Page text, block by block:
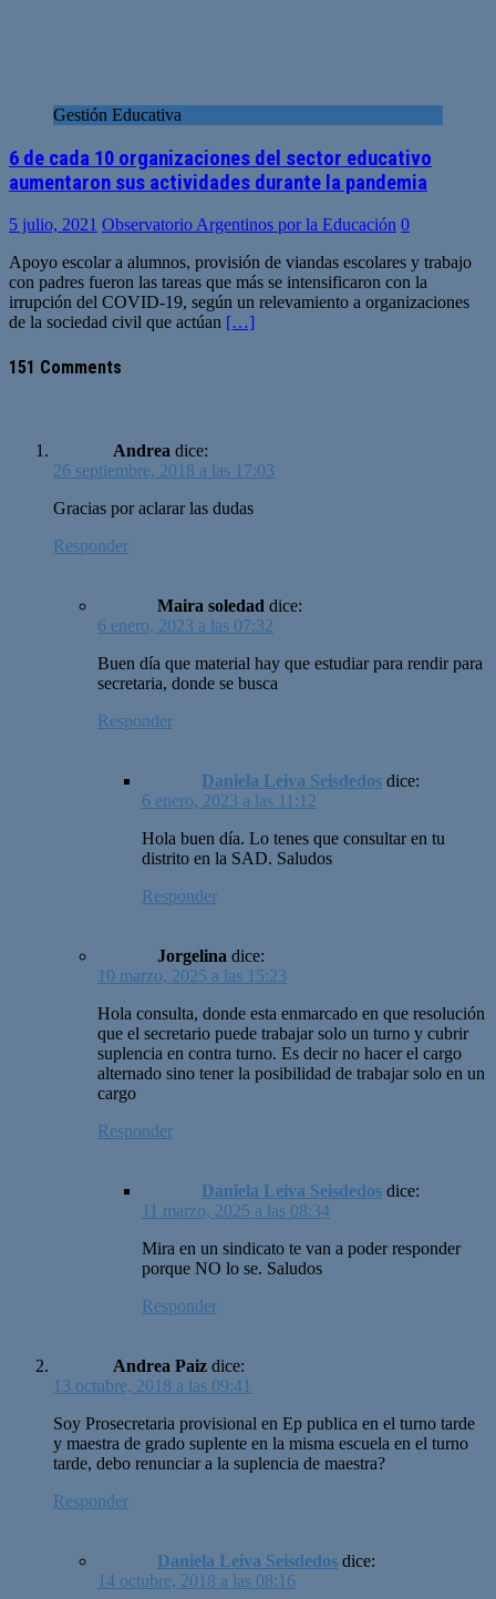
Gestión Educativa
6 de cada 10 organizaciones del sector educativo
aumentaron sus actividades durante la pandemia
5 julio, 2021 Observatorio Argentinos por la Educación 0
Apoyo escolar a alumnos, provisión de viandas escolares y trabajo
con padres fueron las tareas que más se intensificaron con la
irrupción del COVID-19, según un relevamiento a organizaciones
de la sociedad civil que actúan […]
151 Comments
Andrea dice:
26 septiembre, 2018 a las 17:03
Gracias por aclarar las dudas
Responder
Maira soledad dice:
6 enero, 2023 a las 07:32
Buen día que material hay que estudiar para rendir para
secretaria, donde se busca
Responder
Daniela Leiva Seisdedos dice:
6 enero, 2023 a las 11:12
Hola buen día. Lo tenes que consultar en tu
distrito en la SAD. Saludos
Responder
Jorgelina dice:
10 marzo, 2025 a las 15:23
Hola consulta, donde esta enmarcado en que resolución
que el secretario puede trabajar solo un turno y cubrir
suplencia en contra turno. Es decir no hacer el cargo
alternado sino tener la posibilidad de trabajar solo en un
cargo
Responder
Daniela Leiva Seisdedos dice:
11 marzo, 2025 a las 08:34
Mira en un sindicato te van a poder responder
porque NO lo se. Saludos
Responder
Andrea Paiz dice:
13 octubre, 2018 a las 09:41
Soy Prosecretaria provisional en Ep publica en el turno tarde
y maestra de grado suplente en la misma escuela en el turno
tarde, debo renunciar a la suplencia de maestra?
Responder
Daniela Leiva Seisdedos dice:
14 octubre, 2018 a las 08:16